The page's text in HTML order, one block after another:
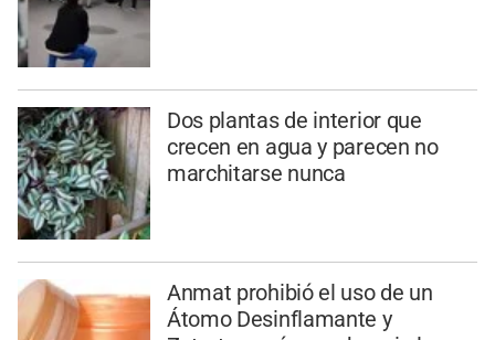
Dos plantas de interior que
crecen en agua y parecen no
marchitarse nunca
Anmat prohibió el uso de un
Átomo Desinflamante y